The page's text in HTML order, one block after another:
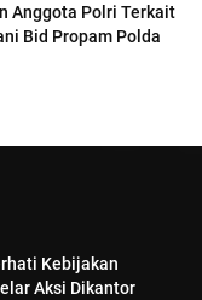
Anggota Polri Terkait
Bid Propam Polda
Kebijakan
Aksi Dikantor